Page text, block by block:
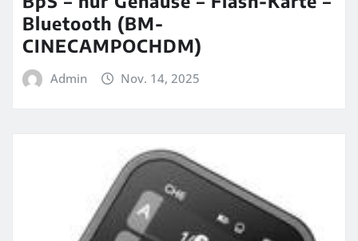
Bluetooth (BM-
CINECAMPOCHDM)
Admin Nov. 14, 2025